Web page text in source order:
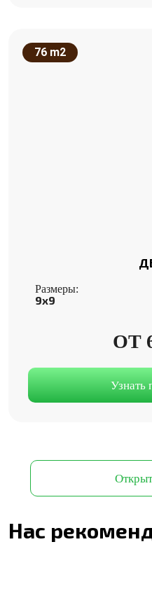
76 m2
Размеры:
9x9
ОТ
Узнать
Нас